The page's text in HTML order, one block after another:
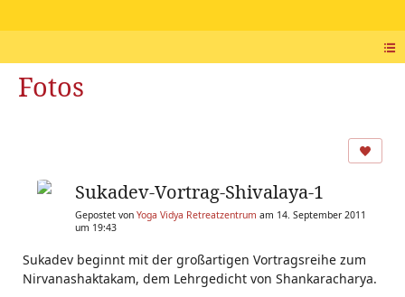
Fotos
Sukadev-Vortrag-Shivalaya-1
Gepostet von Yoga Vidya Retreatzentrum am 14. September 2011
um 19:43
Sukadev beginnt mit der großartigen Vortragsreihe zum
Nirvanashaktakam, dem Lehrgedicht von Shankaracharya.